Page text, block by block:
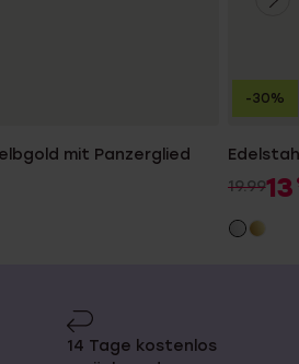
mit Panzerglied
19.9913
-30%
14 Tage kostenlos